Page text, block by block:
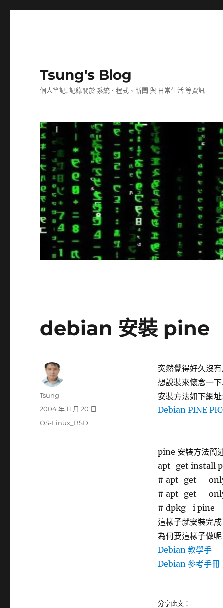
Tsung's Blog
個人筆記, 記錄關於 系統、程式、新聞 與 日常生活 等資訊
debian 安裝 pine
突然覺得好久沒
想說裝來懷念一
安裝方法如下網
Debian PINE
pine 安裝方法簡
apt-get install
# apt-get --
# apt-get --
# dpkg -i pine
這樣子就安裝完
為何要這樣子做
Debian 教學手
Debian 參考手冊
分享此文：
作
Tsung
發
2004 年 11 月 20 日
分
OS-Linux_BSD